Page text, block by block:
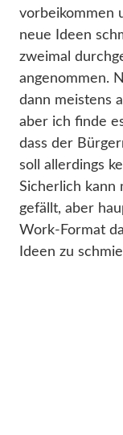
vorbeikommen
neue Ideen
zweimal
angenommen.
dann meistens
aber ich finde
dass der
soll allerdings
Sicherlich kann
gefällt, aber
Work-Format
Ideen zu